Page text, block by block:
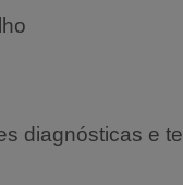
diagnósticas e